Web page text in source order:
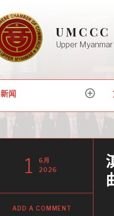
UMCCC
Upper
新闻
menu
1
6月
2026
ADD A COMMENT